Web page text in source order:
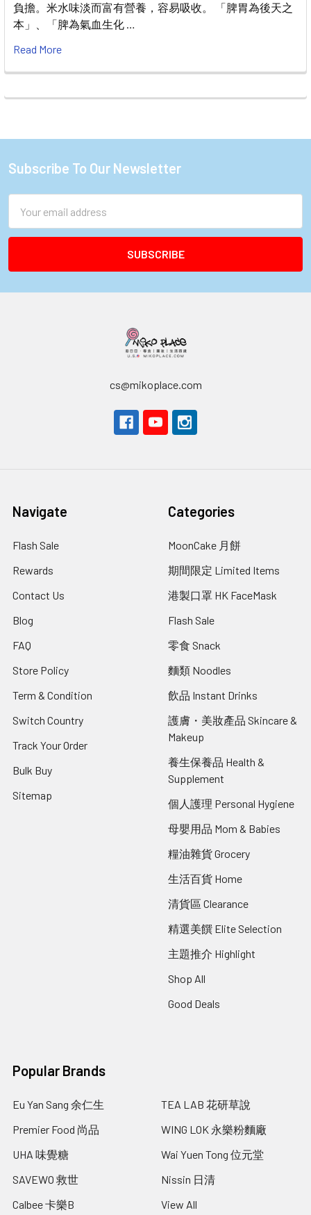
負擔。米水味淡而富有營養，容易吸收。 「脾胃為後天之
本」、「脾為氣血生化 …
Read More
Footer
Subscribe To Our Newsletter
Address
cs@mikoplace.com
Navigate
Flash Sale
Rewards
Contact Us
Blog
FAQ
Store Policy
Term & Condition
Switch Country
Track Your Order
Bulk Buy
Sitemap
Categories
MoonCake 月餅
期間限定 Limited Items
港製口罩 HK FaceMask
Flash Sale
零食 Snack
麵類 Noodles
飲品 Instant Drinks
護膚・美妝產品 Skincare &
Makeup
養生保養品 Health &
Supplement
個人護理 Personal Hygiene
母嬰用品 Mom & Babies
糧油雜貨 Grocery
生活百貨 Home
清貨區 Clearance
精選美饌 Elite Selection
主題推介 Highlight
Shop All
Good Deals
Popular Brands
Eu Yan Sang 余仁生
Premier Food 尚品
UHA 味覺糖
SAVEWO 救世
Calbee 卡樂B
TEA LAB 花研草說
WING LOK 永樂粉麵廠
Wai Yuen Tong 位元堂
Nissin 日清
View All